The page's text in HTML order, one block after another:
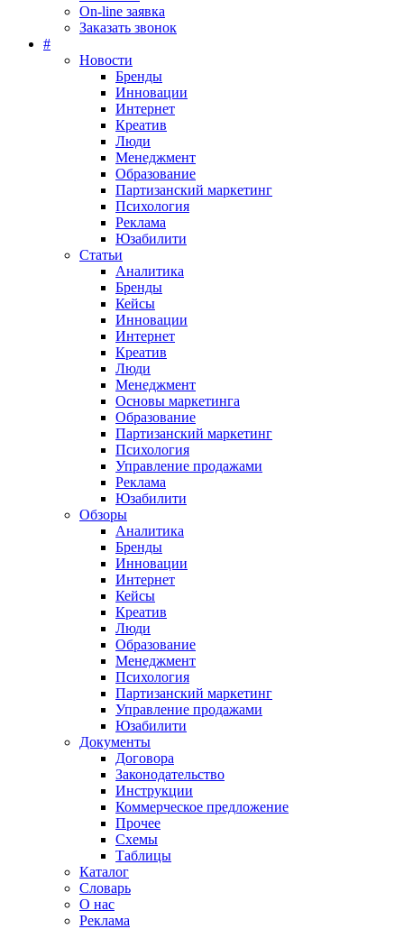
On-line заявка
Заказать звонок
#
Новости
Бренды
Инновации
Интернет
Креатив
Люди
Менеджмент
Образование
Партизанский маркетинг
Психология
Реклама
Юзабилити
Статьи
Аналитика
Бренды
Кейсы
Инновации
Интернет
Креатив
Люди
Менеджмент
Основы маркетинга
Образование
Партизанский маркетинг
Психология
Управление продажами
Реклама
Юзабилити
Обзоры
Аналитика
Бренды
Инновации
Интернет
Кейсы
Креатив
Люди
Образование
Менеджмент
Психология
Партизанский маркетинг
Управление продажами
Юзабилити
Документы
Договора
Законодательство
Инструкции
Коммерческое предложение
Прочее
Схемы
Таблицы
Каталог
Словарь
О нас
Реклама